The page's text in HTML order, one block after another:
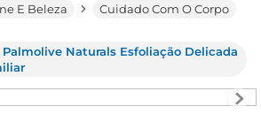
E Beleza
Cuidado Com O Corpo
Naturals Esfoliação Delicada